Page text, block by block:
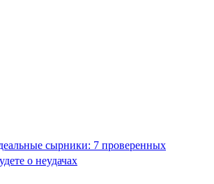
сырники: 7 проверенных
о неудачах